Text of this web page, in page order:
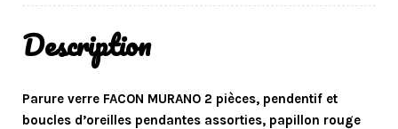
Description
Parure verre FACON MURANO 2 pièces, pendentif et
boucles d’oreilles pendantes assorties, papillon rouge